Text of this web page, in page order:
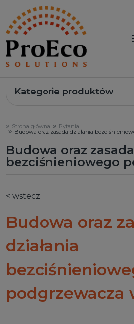
Kategorie produktów
Strona główna Pytania
Budowa oraz zasada działania
Budowa oraz
bezciśnieniowego
< wstecz
Budowa oraz
działania
podgrzewacza